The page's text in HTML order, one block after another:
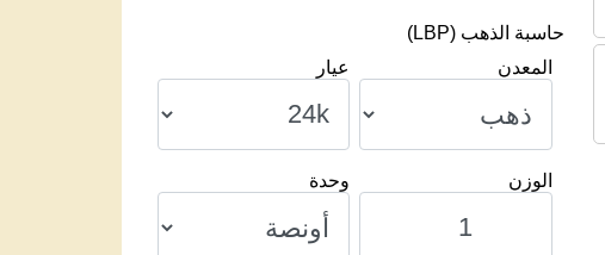
حاسبة الذهب (LBP)
المعدن
عيار
الوزن وحدة